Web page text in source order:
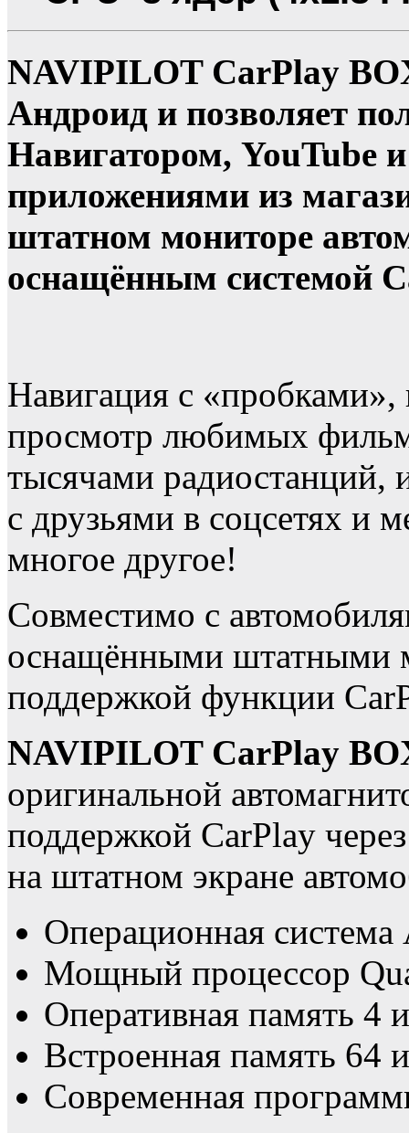
NAVIPILOT CarPlay
Андроид и позволяет
Навигатором, YouTube
приложениями из
штатном мониторе
оснащённым системой
Навигация с «пробками»,
просмотр любимых
тысячами радиостанций,
с друзьями в соцсетях и
многое другое!
Совместимо с
оснащёнными штатными
поддержкой функции
NAVIPILOT CarPlay
оригинальной
поддержкой CarPlay
на штатном экране
Операционная
Мощный процессор
Оперативная память 4
Встроенная память 64
Современная